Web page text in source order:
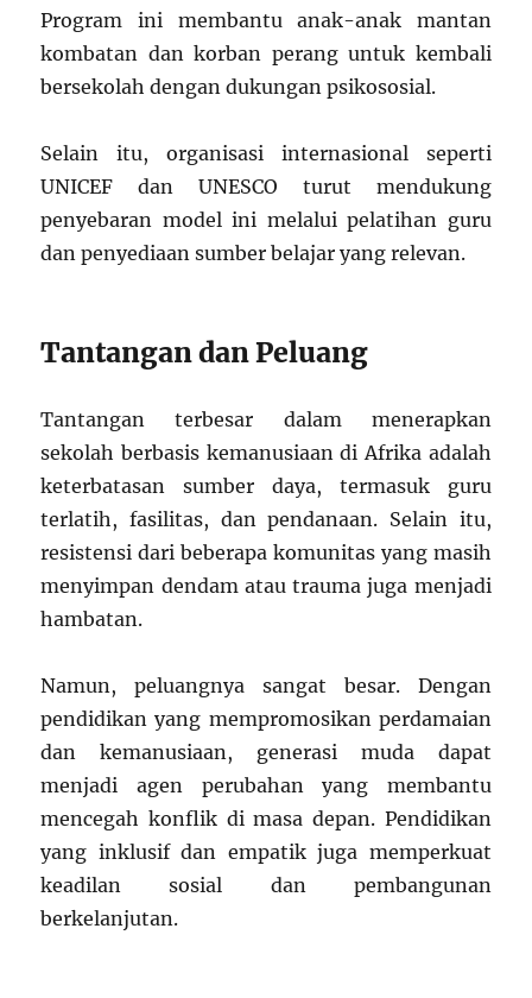
Program ini membantu anak-anak mantan
kombatan dan korban perang untuk kembali
bersekolah dengan dukungan psikososial.
Selain itu, organisasi internasional seperti
UNICEF dan UNESCO turut mendukung
penyebaran model ini melalui pelatihan guru
dan penyediaan sumber belajar yang relevan.
Tantangan dan Peluang
Tantangan terbesar dalam menerapkan
sekolah berbasis kemanusiaan di Afrika adalah
keterbatasan sumber daya, termasuk guru
terlatih, fasilitas, dan pendanaan. Selain itu,
resistensi dari beberapa komunitas yang masih
menyimpan dendam atau trauma juga menjadi
hambatan.
Namun, peluangnya sangat besar. Dengan
pendidikan yang mempromosikan perdamaian
dan kemanusiaan, generasi muda dapat
menjadi agen perubahan yang membantu
mencegah konflik di masa depan. Pendidikan
yang inklusif dan empatik juga memperkuat
keadilan sosial dan pembangunan
berkelanjutan.